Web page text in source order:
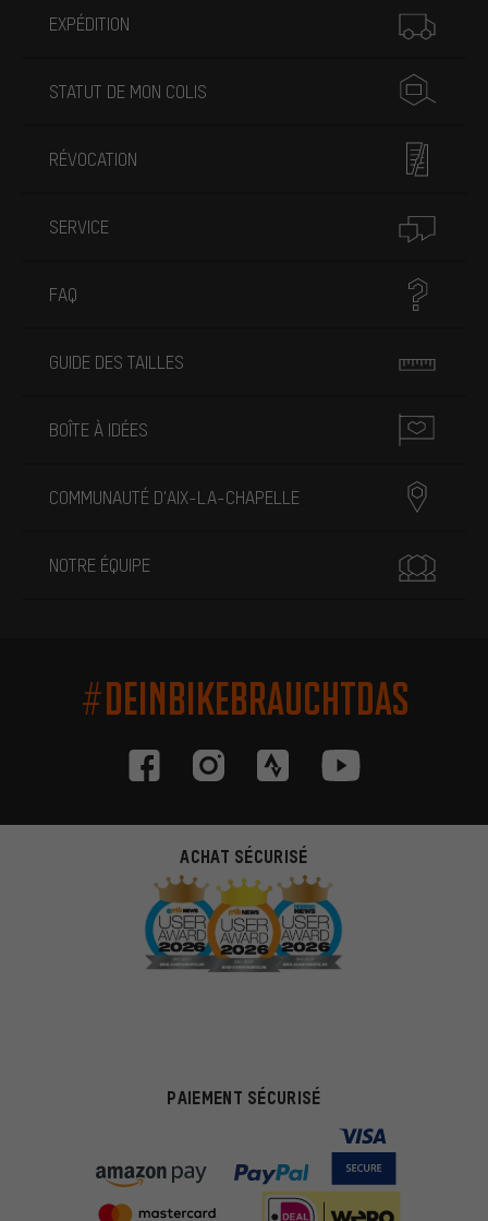
EXPÉDITION
STATUT DE MON COLIS
RÉVOCATION
SERVICE
FAQ
GUIDE DES TAILLES
BOÎTE À IDÉES
COMMUNAUTÉ D'AIX-LA-CHAPELLE
NOTRE ÉQUIPE
#DEINBIKEBRAUCHTDAS
ACHAT SÉCURISÉ
PAIEMENT SÉCURISÉ